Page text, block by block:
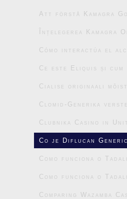
Att förstå Kamagra
Înțelegerea
Cómo interactúa el
Ce este Eliquis și cum
Cialise originaali
Clomid-Generika
Clubnika Casino in
Co je Diflucan
Como funciona o
Como funciona o
Comparing Wazamba